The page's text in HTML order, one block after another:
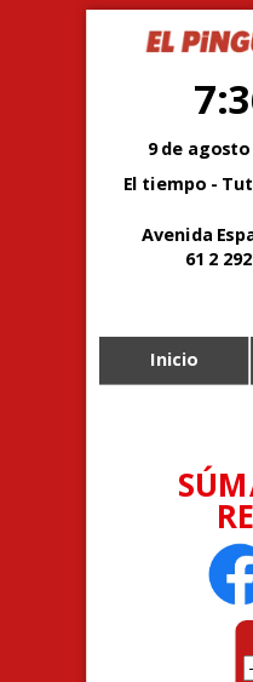
9 de agosto
El tiempo -
Avenida
61 2
Inicio